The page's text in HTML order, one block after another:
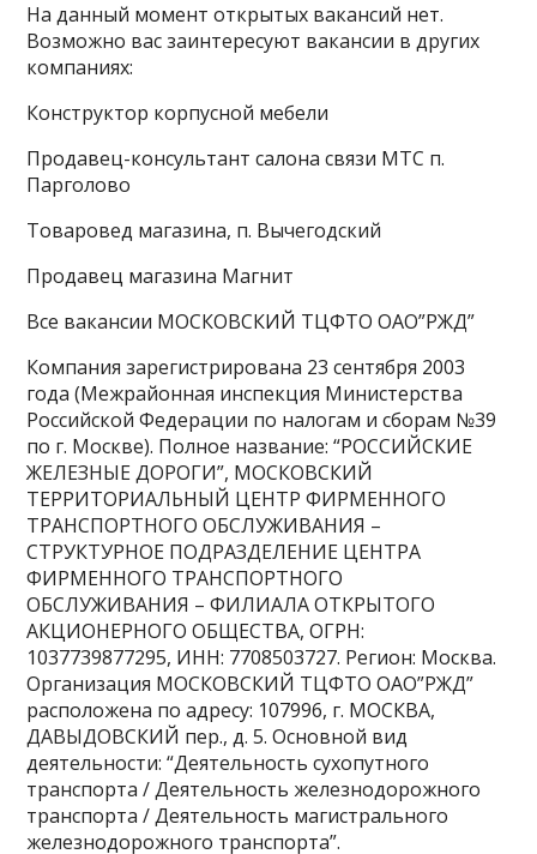
На данный момент открытых вакансий нет.
Возможно вас заинтересуют вакансии в других
компаниях:
Конструктор корпусной мебели
Продавец-консультант салона связи МТС п.
Парголово
Товаровед магазина, п. Вычегодский
Продавец магазина Магнит
Все вакансии МОСКОВСКИЙ ТЦФТО ОАО”РЖД”
Компания зарегистрирована 23 сентября 2003
года (Межрайонная инспекция Министерства
Российской Федерации по налогам и сборам №39
по г. Москве). Полное название: “РОССИЙСКИЕ
ЖЕЛЕЗНЫЕ ДОРОГИ”, МОСКОВСКИЙ
ТЕРРИТОРИАЛЬНЫЙ ЦЕНТР ФИРМЕННОГО
ТРАНСПОРТНОГО ОБСЛУЖИВАНИЯ –
СТРУКТУРНОЕ ПОДРАЗДЕЛЕНИЕ ЦЕНТРА
ФИРМЕННОГО ТРАНСПОРТНОГО
ОБСЛУЖИВАНИЯ – ФИЛИАЛА ОТКРЫТОГО
АКЦИОНЕРНОГО ОБЩЕСТВА, ОГРН:
1037739877295, ИНН: 7708503727. Регион: Москва.
Организация МОСКОВСКИЙ ТЦФТО ОАО”РЖД”
расположена по адресу: 107996, г. МОСКВА,
ДАВЫДОВСКИЙ пер., д. 5. Основной вид
деятельности: “Деятельность сухопутного
транспорта / Деятельность железнодорожного
транспорта / Деятельность магистрального
железнодорожного транспорта”.